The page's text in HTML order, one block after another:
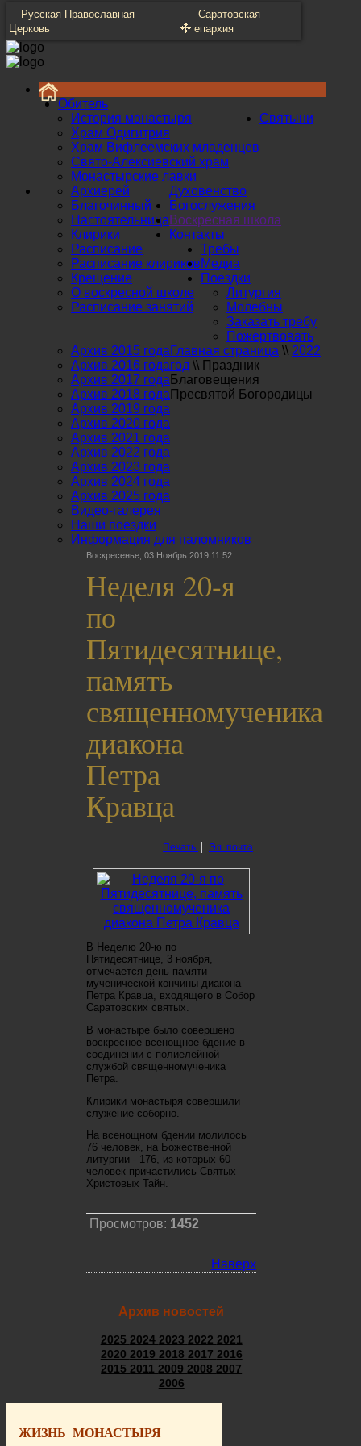
Русская Православная
Церковь
Саратовская
епархия
Обитель
История монастыря
Храм Одигитрия
Храм Вифлеемских младенцев
Свято-Алексиевский храм
Монастырские лавки
Святыни
Духовенство
Архиерей
Благочинный
Настоятельница
Клирики
Богослужения
Расписание
Расписание клириков
Крещение
Воскресная школа
О воскресной школе
Расписание занятий
Контакты
Требы
Литургия
Молебны
Заказать требу
Пожертвовать
Медиа
Архив 2015 года
Архив 2016 года
Архив 2017 года
Архив 2018 года
Архив 2019 года
Архив 2020 года
Архив 2021 года
Архив 2022 года
Архив 2023 года
Архив 2024 года
Архив 2025 года
Видео-галерея
Поездки
Наши поездки
Информация для паломников
Главная страница \\ 2022
год \\ Праздник
Благовещения
Пресвятой Богородицы
Воскресенье, 03 Ноябрь 2019 11:52
Неделя 20-я
по
Пятидесятнице,
память
священномученика
диакона
Петра
Кравца
Печать Эл. почта
В Неделю 20-ю по
Пятидесятнице, 3 ноября,
отмечается день памяти
мученической кончины диакона
Петра Кравца, входящего в Собор
Саратовских святых.
В монастыре было совершено
воскресное всенощное бдение в
соединении с полиелейной
службой священномученика
Петра.
Клирики монастыря совершили
служение соборно.
На всенощном бдении молилось
76 человек, на Божественной
литургии - 176, из которых 60
человек причастились Святых
Христовых Тайн.
Просмотров: 1452
Наверх
Архив новостей
2025 2024 2023 2022 2021
2020 2019 2018 2017 2016
2015 2011 2009 2008 2007
2006
ЖИЗНЬ МОНАСТЫРЯ